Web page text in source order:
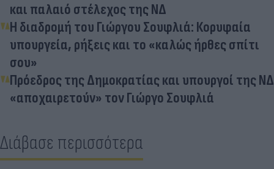
και παλαιό στέλεχος της ΝΔ
Η διαδρομή του Γιώργου Σουφλιά: Κορυφαία
υπουργεία, ρήξεις και το «καλώς ήρθες σπίτι
σου»
Πρόεδρος της Δημοκρατίας και υπουργοί της ΝΔ
«αποχαιρετούν» τον Γιώργο Σουφλιά
Διάβασε περισσότερα